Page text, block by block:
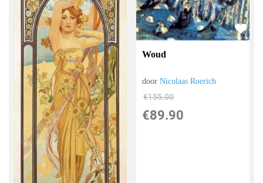
Woud
doorNicolaas Roerich
€155.00
€89.90